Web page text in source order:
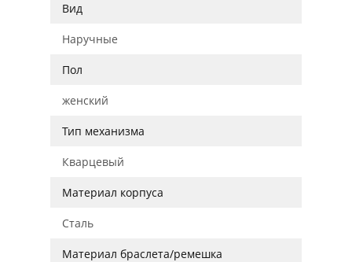
Вид
Наручные
Пол
женский
Тип механизма
Кварцевый
Материал корпуса
Сталь
Материал браслета/ремешка